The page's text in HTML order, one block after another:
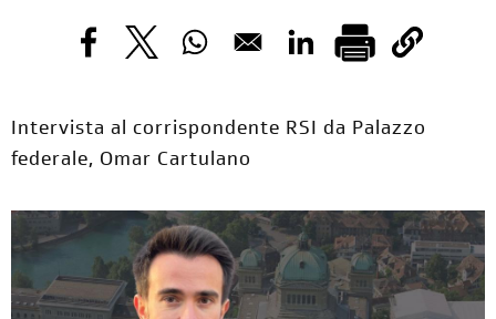
Opens in a new window
Opens in a new window
Opens in a new window
Opens in a new
Intervista al corrispondente RSI da Palazzo
federale, Omar Cartulano